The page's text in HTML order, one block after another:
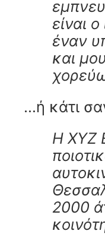
είναι
έναν
και
…ή κάτι
Η XYZ
2000